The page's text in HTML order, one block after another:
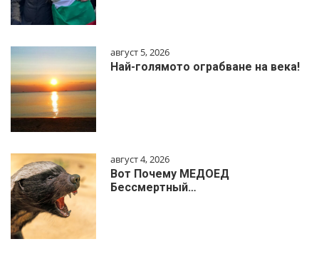
август 5, 2026
Най-голямото ограбване на века!
август 4, 2026
Вот Почему МЕДОЕД
Бессмертный…